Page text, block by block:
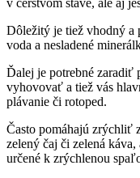
v čerstvom stave, ale aj
Dôležitý je tiež vhodný a
voda a nesladené
Ďalej je potrebné zaradiť
vyhovovať a tiež vás
plávanie či rotoped.
Často pomáhajú zrýchliť
zelený čaj či zelená
určené k zrýchlenou